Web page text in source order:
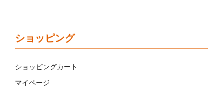
ショッピング
ショッピングカート
マイページ